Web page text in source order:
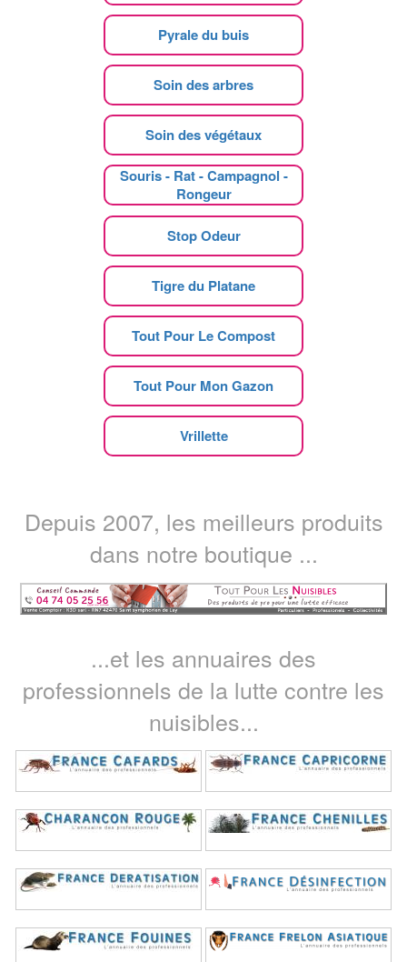
Pyrale du buis
Soin des arbres
Soin des végétaux
Souris - Rat - Campagnol -
Rongeur
Stop Odeur
Tigre du Platane
Tout Pour Le Compost
Tout Pour Mon Gazon
Vrillette
Depuis 2007, les meilleurs produits
dans notre boutique ...
...et les annuaires des
professionnels de la lutte contre les
nuisibles...